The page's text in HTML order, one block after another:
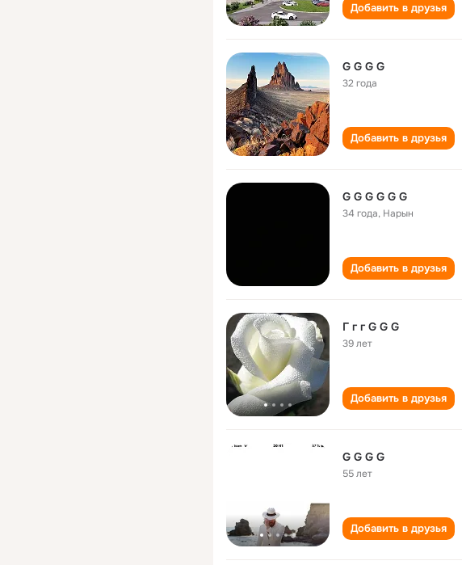
Добавить в друзья
G G G G
32 года
Добавить в друзья
G G G G G G
34 года, Нарын
Добавить в друзья
Г г г G G G
39 лет
Добавить в друзья
G G G G
55 лет
Добавить в друзья